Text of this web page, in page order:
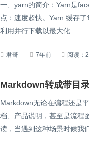
一、yarn的简介：Yarn是
点：速度超快。Yarn 缓存
利用并行下载以最大化...
君哥 7年前 阅读：
Markdown转成带目
Markdown无论在编程还是
档、产品说明，甚至是流程
读，当遇到这种场景时候我